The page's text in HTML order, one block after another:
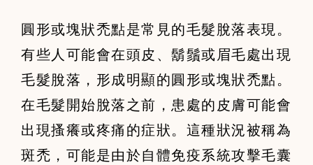
圓形或塊狀禿點是常見的毛髮脫落表現。
有些人可能會在頭皮、鬍鬚或眉毛處出現
毛髮脫落，形成明顯的圓形或塊狀禿點。
在毛髮開始脫落之前，患處的皮膚可能會
出現搔癢或疼痛的症狀。這種狀況被稱為
斑禿，可能是由於自體免疫系統攻擊毛囊